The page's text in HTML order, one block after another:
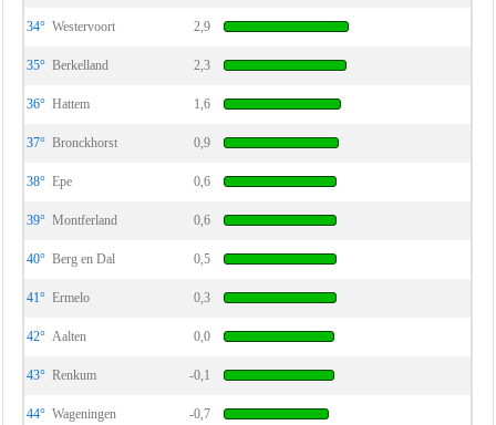
34° Westervoort 2,9
35° Berkelland 2,3
36° Hattem 1,6
37° Bronckhorst 0,9
38° Epe 0,6
39° Montferland 0,6
40° Berg en Dal 0,5
41° Ermelo 0,3
42° Aalten 0,0
43° Renkum -0,1
44° Wageningen -0,7